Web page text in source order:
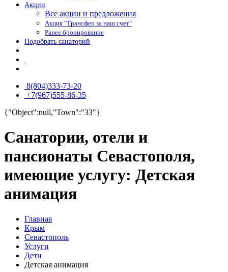
Акции
Все акции и предложения
Акция "Трансфер за наш счет"
Ранее бронирование
Подобрать санаторий
8(804)333-73-20
+7(967)555-86-35
{"Object":null,"Town":"33"}
Санатории, отели и
пансионаты Севастополя,
имеющие услугу: Детская
анимация
Главная
Крым
Севастополь
Услуги
Дети
Детская анимация